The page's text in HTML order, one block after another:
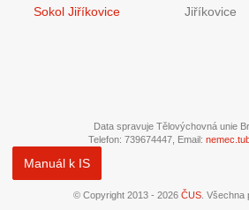
Sokol Jiříkovice
Jiříkovice
Data spravuje Tělovýchovná unie
Telefon: 739674447, Email:
Manuál k IS
© Copyright 2013 - 2026 ČUS. Všechna